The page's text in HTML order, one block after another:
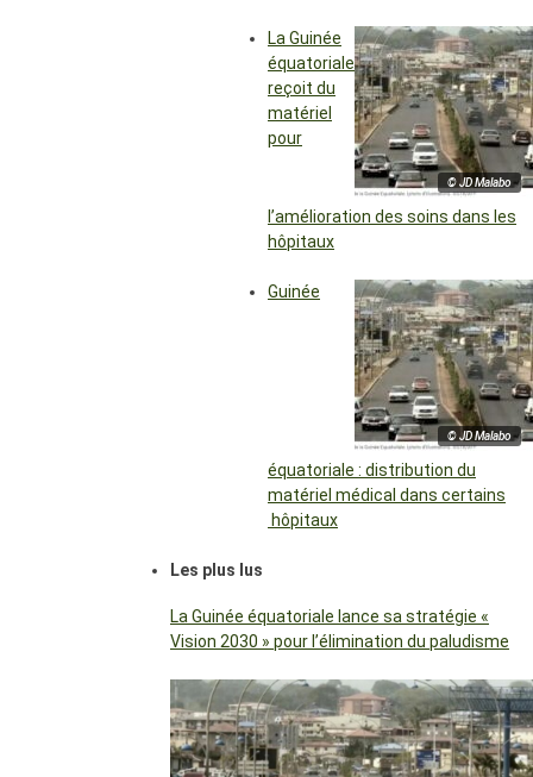
© JD Malabo
La Guinée
équatoriale
reçoit du
matériel
pour
l’amélioration des soins dans les
hôpitaux
© JD Malabo
Guinée
équatoriale : distribution du
matériel médical dans certains
hôpitaux
Les plus lus
La Guinée équatoriale lance sa stratégie «
Vision 2030 » pour l’élimination du paludisme